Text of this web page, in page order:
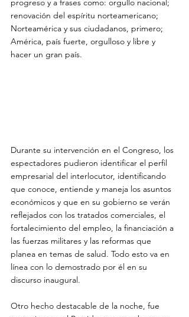
progreso y a frases como: orgullo nacional;
renovación del espíritu norteamericano;
Norteamérica y sus ciudadanos, primero;
América, país fuerte, orgulloso y libre y
hacer un gran país.
Durante su intervención en el Congreso, los
espectadores pudieron identificar el perfil
empresarial del interlocutor, identificando
que conoce, entiende y maneja los asuntos
económicos y que en su gobierno se verán
reflejados con los tratados comerciales, el
fortalecimiento del empleo, la financiación a
las fuerzas militares y las reformas que
planea en temas de salud. Todo esto va en
línea con lo demostrado por él en su
discurso inaugural.
Otro hecho destacable de la noche, fue